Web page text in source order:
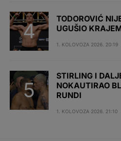
TODOROVIĆ
UGUŠIO
1. KOLOVOZA 2026. 20:19
STIRLING I
NOKAUTIRAO
RUNDI
1. KOLOVOZA 2026. 21:10